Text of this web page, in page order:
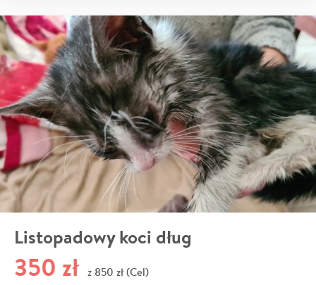
Listopadowy koci dług
350 zł z 850 zł (Cel)